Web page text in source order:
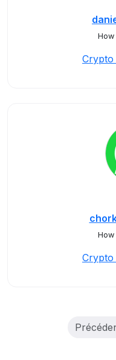
How
Crypto
How
Crypto